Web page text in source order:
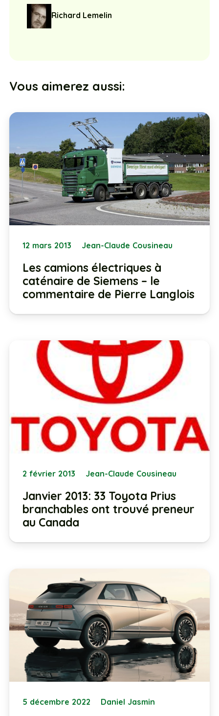
Richard Lemelin
Vous aimerez aussi:
12 mars 2013 Jean-Claude Cousineau
Les camions électriques à
caténaire de Siemens – le
commentaire de Pierre Langlois
2 février 2013 Jean-Claude Cousineau
Janvier 2013: 33 Toyota Prius
branchables ont trouvé preneur
au Canada
5 décembre 2022 Daniel Jasmin